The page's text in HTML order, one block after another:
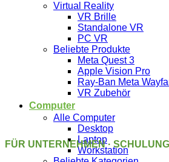
Virtual Reality
VR Brille
Standalone VR
PC VR
Beliebte Produkte
Meta Quest 3
Apple Vision Pro
Ray-Ban Meta
VR Zubehör
Computer
Alle Computer
Desktop
Laptop
Workstation
FÜR UNTERNEHMEN ·